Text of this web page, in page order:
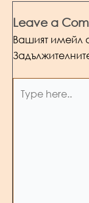
Leave a
Вашият имейл
here..